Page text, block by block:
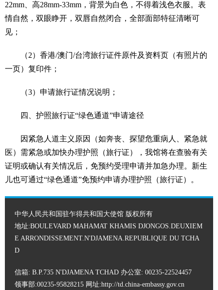
22mm、高28mm-33mm，背景为白色，不得着浅色衣服。表
情自然，双眼睁开，双唇自然闭合，全部面部特征清晰可
见；
（2）香港/澳门/台湾旅行证件原件及资料页（有照片的
一页）复印件；
（3）申请旅行证情况说明；
四、护照旅行证“绿色通道”申请途径
因紧急人道主义原因（如奔丧、探望危重病人、紧急就
医）需紧急或加快办理护照（旅行证），我馆将在查验有关
证明或确认有关情况后，免预约受理申请并加急办理。新生
儿也可通过“绿色通道”免预约申请办理护照（旅行证）。
中华人民共和国驻乍得共和国大使馆 版权所有
地址:BOULEVARD MAHAMAT KHAMIS DJONGOS.DEUXIEM
E ARRONDISSEMENT.N'DJAMENA.REPUBLIQUE DU TCHA
D
信箱: B.P.735 N'DJAMENA TCHAD 办公室: 00235-22524457
领事部:00235-95828215 网址:http://td.china-embassy.gov.cn